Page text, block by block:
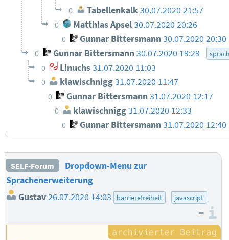
0 Tabellenkalk 30.07.2020 21:57
0 Matthias Apsel30.07.2020 20:26
0 Gunnar Bittersmann30.07.2020 20:30
0 Gunnar Bittersmann 30.07.2020 19:29
0 Linuchs31.07.2020 11:03
0 klawischnigg31.07.2020 11:47
0 Gunnar Bittersmann31.07.2020 12:17
0 klawischnigg31.07.2020 12:33
0 Gunnar Bittersmann31.07.2020 12:40
SELF-Forum
Dropdown-Menu zur
Sprachenerweiterung
Gustav 26.07.2020 14:03 barrierefreiheit javascript
–